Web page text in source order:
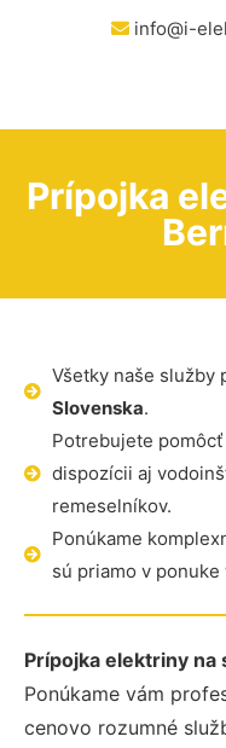
info@i-
Prípojka
Všetky naše služby
Slovenska.
Potrebujete
dispozícii aj
remeselníkov.
Ponúkame
sú priamo v
Prípojka elektriny na
Ponúkame vám
cenovo rozumné